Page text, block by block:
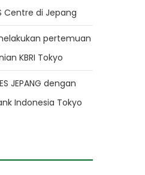
Centre di Jepang
pertemuan
KBRI Tokyo
JEPANG dengan
Indonesia Tokyo